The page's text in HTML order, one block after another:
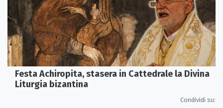
Festa Achiropita, stasera in Cattedrale la Divina
Liturgia bizantina
Condividi su: